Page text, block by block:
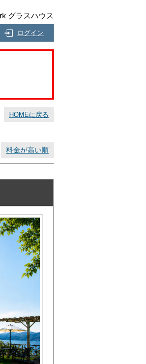
グラスハウス
ログイン
HOMEに戻る
料金が高い順